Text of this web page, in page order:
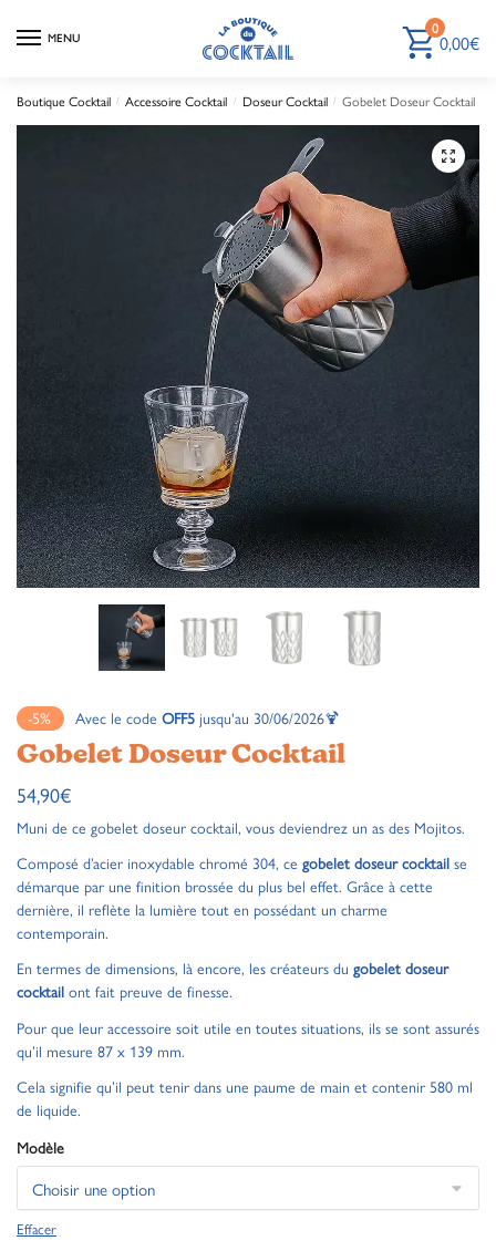
MENU 0
0,00€
Boutique Cocktail / Accessoire Cocktail / Doseur Cocktail / Gobelet Doseur Cocktail
🔍
-5% Avec le code OFF5 jusqu'au 30/06/2026🍹
Gobelet Doseur Cocktail
54,90€
Muni de ce gobelet doseur cocktail, vous deviendrez un as des Mojitos.
Composé d’acier inoxydable chromé 304, ce gobelet doseur cocktail se
démarque par une finition brossée du plus bel effet. Grâce à cette
dernière, il reflète la lumière tout en possédant un charme
contemporain.
En termes de dimensions, là encore, les créateurs du gobelet doseur
cocktail ont fait preuve de finesse.
Pour que leur accessoire soit utile en toutes situations, ils se sont assurés
qu’il mesure 87 x 139 mm.
Cela signifie qu’il peut tenir dans une paume de main et contenir 580 ml
de liquide.
Modèle
Effacer